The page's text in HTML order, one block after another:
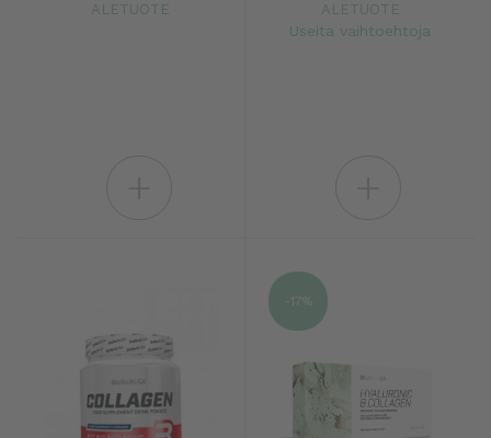
ALETUOTE
ALETUOTE
Useita vaihtoehtoja
-17%